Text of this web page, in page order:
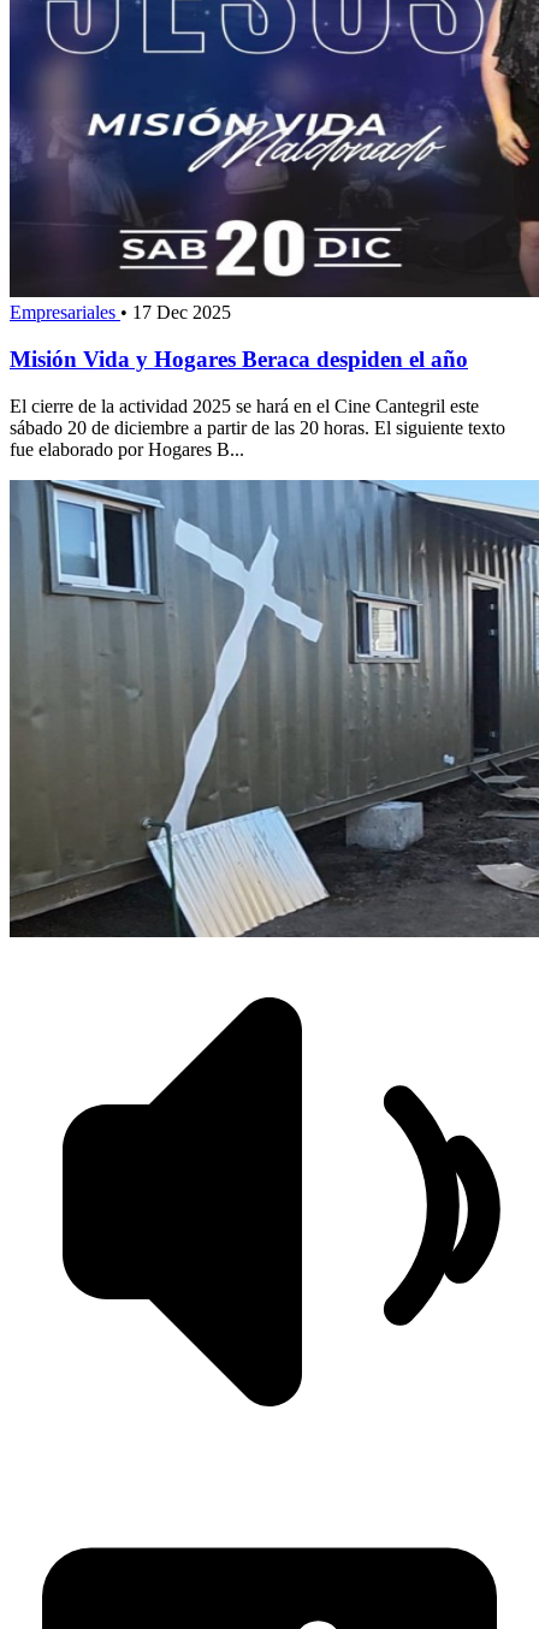
Empresariales • 17 Dec 2025
Misión Vida y Hogares Beraca despiden el año
El cierre de la actividad 2025 se hará en el Cine Cantegril este
sábado 20 de diciembre a partir de las 20 horas. El siguiente texto
fue elaborado por Hogares B...